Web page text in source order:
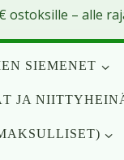
SIEMENET
JA
€ ostoksille – alle